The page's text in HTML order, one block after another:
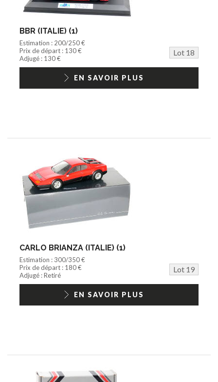
BBR (ITALIE) (1)
Estimation : 200/250 €
Prix de départ : 130 €
Lot 18
Adjugé : 130 €
EN SAVOIR PLUS
CARLO BRIANZA (ITALIE) (1)
Estimation : 300/350 €
Prix de départ : 180 €
Lot 19
Adjugé : Retiré
EN SAVOIR PLUS